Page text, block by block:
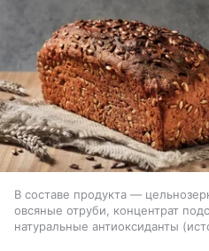
В составе продукта —
овсяные отруби, концентрат
натуральные антиоксиданты